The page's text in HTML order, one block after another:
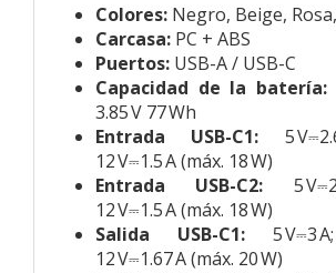
Colores: Negro, Beige,
Carcasa: PC + ABS
Puertos: USB-A / USB-C
Capacidad de la batería:
3.85 V 77 Wh
Entrada USB-C1: 5
12 V⎓1.5 A (máx. 18 W)
Entrada USB-C2: 5
12 V⎓1.5 A (máx. 18 W)
Salida USB-C1: 5 V⎓3
12 V⎓1.67 A (máx. 20 W)